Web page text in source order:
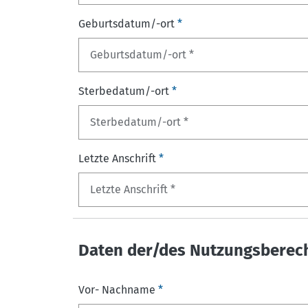
Geburtsdatum/-ort *
Sterbedatum/-ort *
Letzte Anschrift *
Daten der/des
Vor- Nachname *